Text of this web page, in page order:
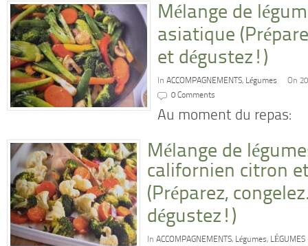
Mélange de
asiatique
et dégustez!)
In ACCOMPAGNEMENTS, Légumes
On
0 Comments
Au moment du repas:
Mélange de
californien citron
(Préparez,
dégustez!)
In ACCOMPAGNEMENTS, Légumes, LÉGUMES